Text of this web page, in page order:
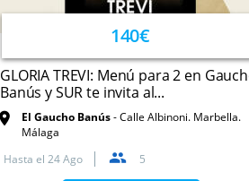
140€
GLORIA TREVI: Menú para 2 en
Banús y SUR te invita al...
El Gaucho Banús Calle Albinoni. Marbella.
Málaga
Hasta el 24 Ago 5